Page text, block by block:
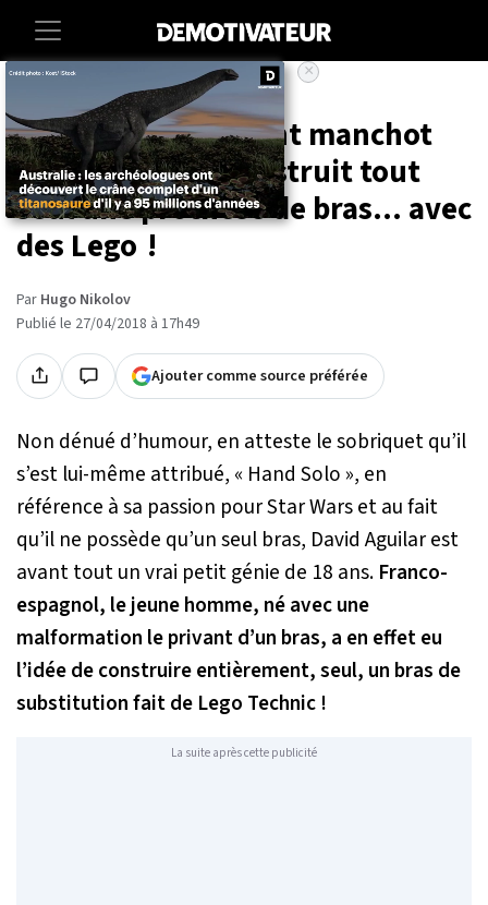
Societe High-tech
Génial : cet étudiant manchot
de 18 ans s'est construit tout
seul une prothèse de bras... avec
des Lego !
Par Hugo Nikolov
Publié le 27/04/2018 à 17h49
Ajouter comme source préférée
Non dénué d’humour, en atteste le sobriquet qu’il
s’est lui-même attribué, « Hand Solo », en
référence à sa passion pourStar Warset au fait
qu’il ne possède qu’un seul bras, David Aguilar est
avant tout un vrai petit génie de 18 ans. Franco-
espagnol, le jeune homme, né avec une
malformation le privant d’un bras, a en effet eu
l’idée de construire entièrement, seul, un bras de
substitution fait de Lego Technic !
La suite après cette publicité
×